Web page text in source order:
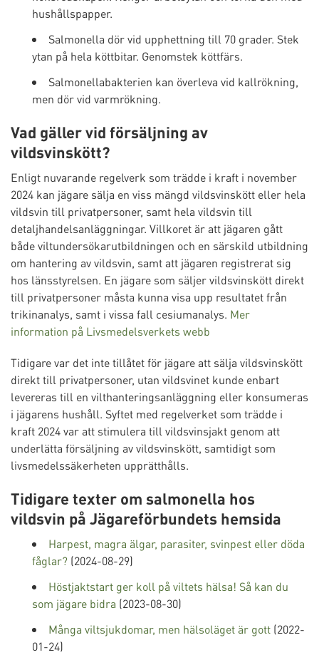
hushållspapper.
Salmonella dör vid upphettning till 70 grader. Stek
ytan på hela köttbitar. Genomstek köttfärs.
Salmonellabakterien kan överleva vid kallrökning,
men dör vid varmrökning.
Vad gäller vid försäljning av
vildsvinskött?
Enligt nuvarande regelverk som trädde i kraft i november
2024 kan jägare sälja en viss mängd vildsvinskött eller hela
vildsvin till privatpersoner, samt hela vildsvin till
detaljhandelsanläggningar. Villkoret är att jägaren gått
både viltundersökarutbildningen och en särskild utbildning
om hantering av vildsvin, samt att jägaren registrerat sig
hos länsstyrelsen. En jägare som säljer vildsvinskött direkt
till privatpersoner måsta kunna visa upp resultatet från
trikinanalys, samt i vissa fall cesiumanalys. Mer
information på Livsmedelsverkets webb
Tidigare var det inte tillåtet för jägare att sälja vildsvinskött
direkt till privatpersoner, utan vildsvinet kunde enbart
levereras till en vilthanteringsanläggning eller konsumeras
i jägarens hushåll. Syftet med regelverket som trädde i
kraft 2024 var att stimulera till vildsvinsjakt genom att
underlätta försäljning av vildsvinskött, samtidigt som
livsmedelssäkerheten upprätthålls.
Tidigare texter om salmonella hos
vildsvin på Jägareförbundets hemsida
Harpest, magra älgar, parasiter, svinpest eller döda
fåglar? (2024-08-29)
Höstjaktstart ger koll på viltets hälsa! Så kan du
som jägare bidra (2023-08-30)
Många viltsjukdomar, men hälsoläget är gott (2022-
01-24)